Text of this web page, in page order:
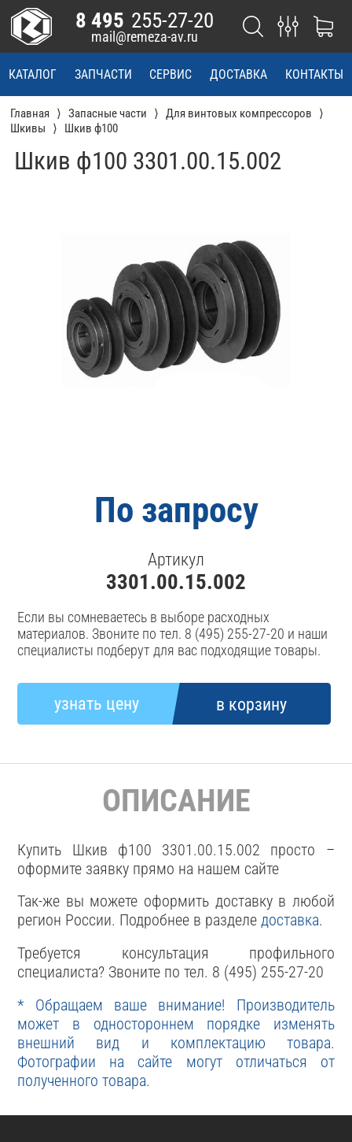
КАТАЛОГ ЗАПЧАСТИ СЕРВИС ДОСТАВКА КОНТАКТЫ
8 495 255-27-20
mail@remeza-av.ru
Главная Запасные части
Для винтовых компрессоров
Шкивы
Шкив ф100
Шкив ф100 3301.00.15.002
По запросу
Артикул
3301.00.15.002
Если вы сомневаетесь в выборе расходных
материалов. Звоните по тел. 8 (495) 255-27-20 и наши
специалисты подберут для вас подходящие товары.
ОПИСАНИЕ
Купить Шкив ф100 3301.00.15.002 просто –
оформите заявку прямо на нашем сайте
Так-же вы можете оформить доставку в любой
регион России. Подробнее в разделедоставка.
Требуется консультация профильного
специалиста? Звоните по тел. 8 (495) 255-27-20
* Обращаем ваше внимание! Производитель
может в одностороннем порядке изменять
внешний вид и комплектацию товара.
Фотографии на сайте могут отличаться от
полученного товара.